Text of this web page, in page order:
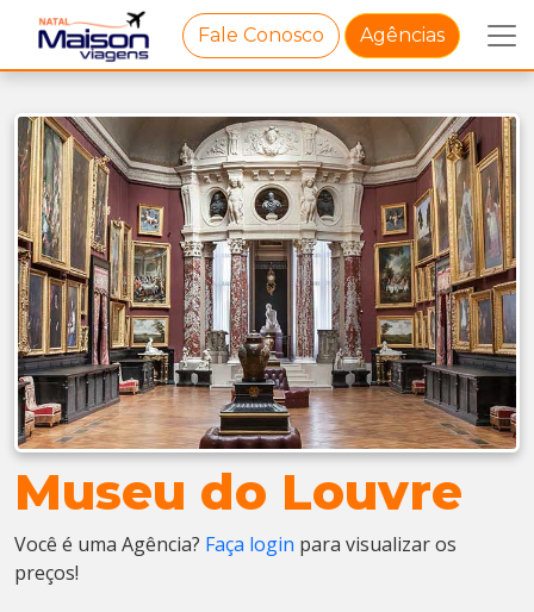
Fale Conosco Agências
Museu do Louvre
Você é uma Agência? Faça login para visualizar os
preços!